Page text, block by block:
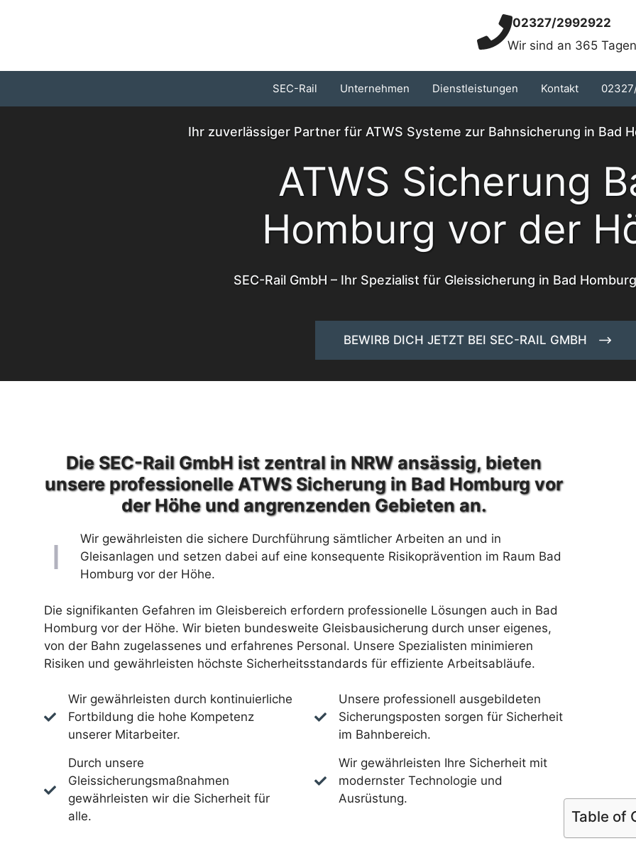
02327/2992922
Wir sind an 365
SEC-Rail Unternehmen Dienstleistungen Kontakt
Ihr zuverlässiger Partner für ATWS Systeme zur Bahnsicherung in Bad
ATWS Sicherung
Homburg vor der
SEC-Rail GmbH – Ihr Spezialist für Gleissicherung in Bad
BEWIRB DICH JETZT BEI SEC-RAIL GMBH
Die SEC-Rail GmbH ist zentral in NRW ansässig, bieten
unsere professionelle ATWS Sicherung in Bad Homburg vor
der Höhe und angrenzenden Gebieten an.
Wir gewährleisten die sichere Durchführung sämtlicher Arbeiten an und in
Gleisanlagen und setzen dabei auf eine konsequente Risikoprävention im Raum Bad
Homburg vor der Höhe.
Die signifikanten Gefahren im Gleisbereich erfordern professionelle Lösungen auch in Bad
Homburg vor der Höhe. Wir bieten bundesweite Gleisbausicherung durch unser eigenes,
von der Bahn zugelassenes und erfahrenes Personal. Unsere Spezialisten minimieren
Risiken und gewährleisten höchste Sicherheitsstandards für effiziente Arbeitsabläufe.
Wir gewährleisten durch kontinuierliche
Fortbildung die hohe Kompetenz
unserer Mitarbeiter.
Durch unsere
Gleissicherungsmaßnahmen
gewährleisten wir die Sicherheit für
alle.
Unsere professionell ausgebildeten
Sicherungsposten sorgen für Sicherheit
im Bahnbereich.
Wir gewährleisten Ihre Sicherheit mit
modernster Technologie und
Ausrüstung.
Table of